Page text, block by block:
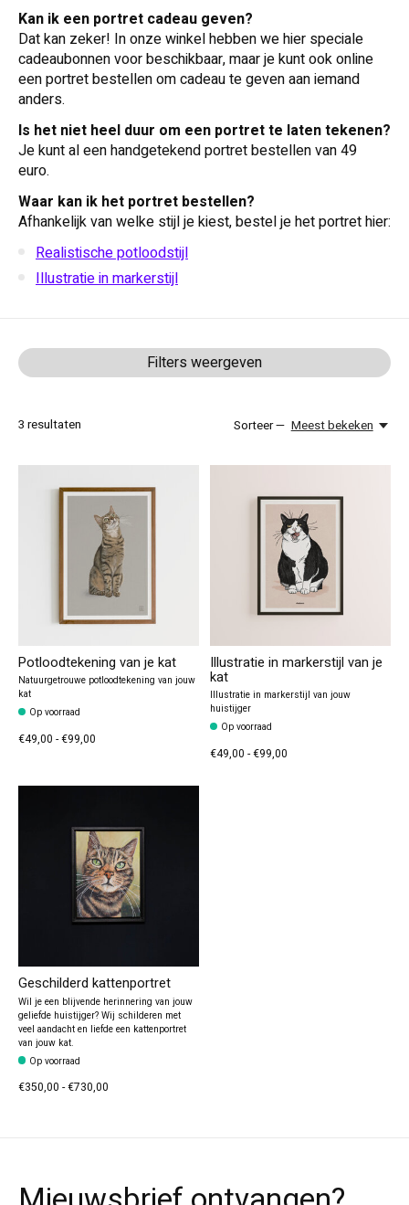
Kan ik een portret cadeau geven?
Dat kan zeker! In onze winkel hebben we hier speciale
cadeaubonnen voor beschikbaar, maar je kunt ook online
een portret bestellen om cadeau te geven aan iemand
anders.
Is het niet heel duur om een portret te laten tekenen?
Je kunt al een handgetekend portret bestellen van 49
euro.
Waar kan ik het portret bestellen?
Afhankelijk van welke stijl je kiest, bestel je het portret hier:
Realistische potloodstijl
Illustratie in markerstijl
Filters weergeven
3 resultaten Sorteer — Meest bekeken
Potloodtekening van je kat
Natuurgetrouwe potloodtekening van jouw
kat
Op voorraad
€49,00 - €99,00
Illustratie in markerstijl van je
kat
Illustratie in markerstijl van jouw
huistijger
Op voorraad
€49,00 - €99,00
Geschilderd kattenportret
Wil je een blijvende herinnering van jouw
geliefde huistijger? Wij schilderen met
veel aandacht en liefde een kattenportret
van jouw kat.
Op voorraad
€350,00 - €730,00